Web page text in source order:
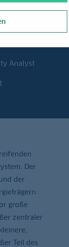
Analyst
Der
der
große
zentraler
Teil des